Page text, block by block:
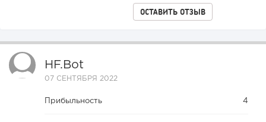
ОСТАВИТЬ ОТЗЫВ
HF.bot
07 СЕНТЯБРЯ 2022
Прибыльность 4